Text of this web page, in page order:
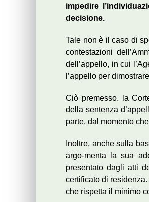
impedire
decisione.
Tale non è il caso di
contestazioni
dell’appello, in cui
l’appello per
Ciò premesso, la
della sentenza
parte, dal momento
Inoltre, anche sulla
argo-menta la sua
presentato dagli atti
certificato di
che rispetta il minimo